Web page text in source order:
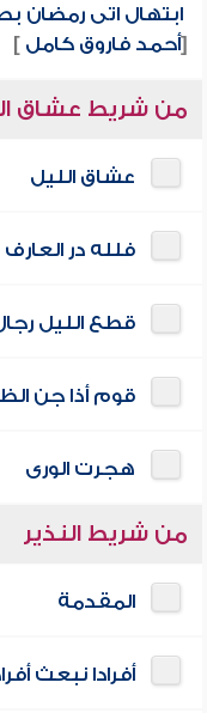
ابتهال اتى رمضان
[أحمد فاروق كامل]
من شريط عشاق
عشاق الليل
فلله در العارف
قطع الليل
قوم أذا جن
هجرت الورى
من شريط النذير
المقدمة
أفرادا نبعث